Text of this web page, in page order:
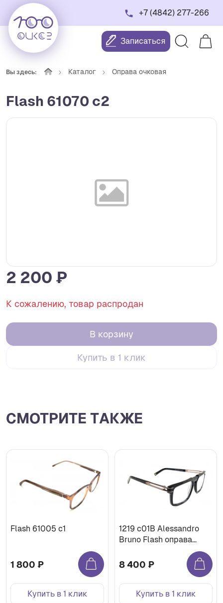
+7 (4842) 277-266
Записаться
Вы здесь: Каталог Оправа очковая
Flash 61070 c2
2 200 ₽
К сожалению, товар распродан
В корзину
Купить в 1 клик
СМОТРИТЕ ТАКЖЕ
Flash 61005 с1
1 800 ₽
Купить в 1 клик
1219 c01B Alessandro
Bruno Flash оправа
8 400 ₽
Купить в 1 клик